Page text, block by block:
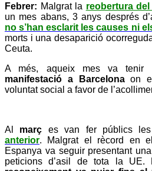
Febrer: Malgrat la reobertura del
un mes abans, 3 anys després
no s’han esclarit les causes ni
morts i una desaparició
Ceuta.
A més, aqueix mes va tenir
manifestació a Barcelonaon
voluntat social a favor de
Al març es van fer públics les
anterior. Malgrat el rècord en
Espanya va seguir presentant
peticions d’asil de tota la UE.